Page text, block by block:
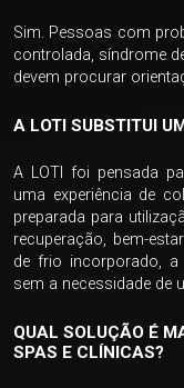
Sim. Pessoas com
controlada, síndrome
devem procurar
A LOTI SUBSTITUI
A LOTI foi pensada
uma experiência de
preparada para
recuperação, bem-
de frio incorporado, a
sem a necessidade de
QUAL SOLUÇÃO É
SPAS E CLÍNICAS?